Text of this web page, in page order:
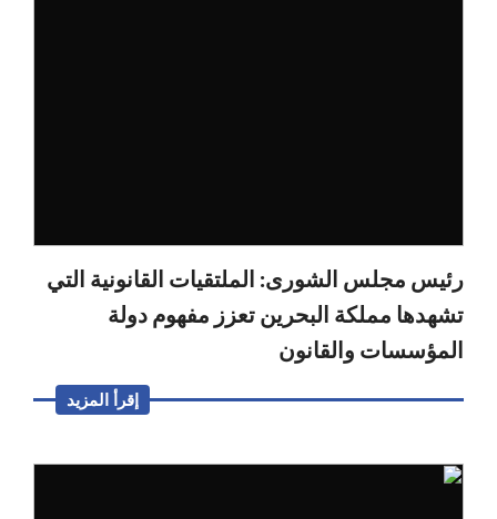
رئيس مجلس الشورى: الملتقيات القانونية التي
تشهدها مملكة البحرين تعزز مفهوم دولة
المؤسسات والقانون
إقرأ المزيد